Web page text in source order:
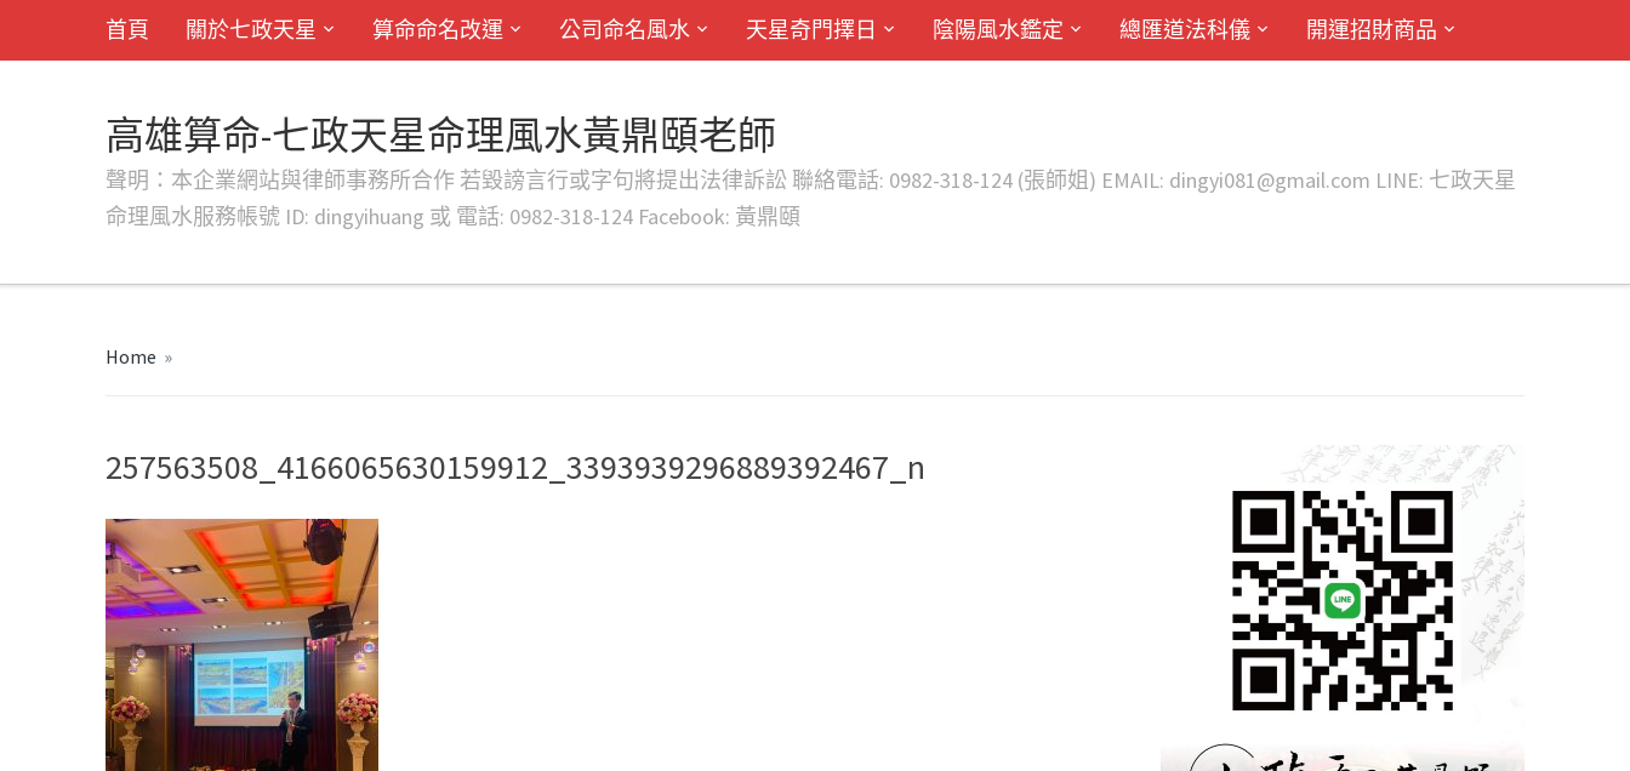
首頁 關於七政天星 算命命名改運 公司命名風水 天星奇門擇日 陰陽風水鑑定 總匯道法科儀 開運招財商品
高雄算命-七政天星命理風水黃鼎頤老師
聲明：本企業網站與律師事務所合作 若毀謗言行或字句將提出法律訴訟 聯絡電話: 0982-318-124 (張師姐) EMAIL: dingyi081@gmail.com LINE: 七政天星
命理風水服務帳號 ID: dingyihuang 或 電話: 0982-318-124 Facebook: 黃鼎頤
Home »
257563508_4166065630159912_3393939296889392467_n